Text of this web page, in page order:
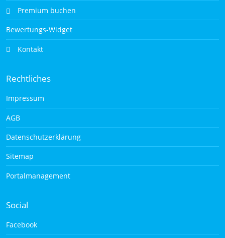
Premium buchen
Bewertungs-Widget
Kontakt
Rechtliches
Impressum
AGB
Datenschutzerklärung
Sitemap
Portalmanagement
Social
Facebook